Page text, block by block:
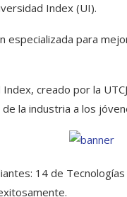
Index (UI).
especializada para
creado por la
la industria a los
14 de